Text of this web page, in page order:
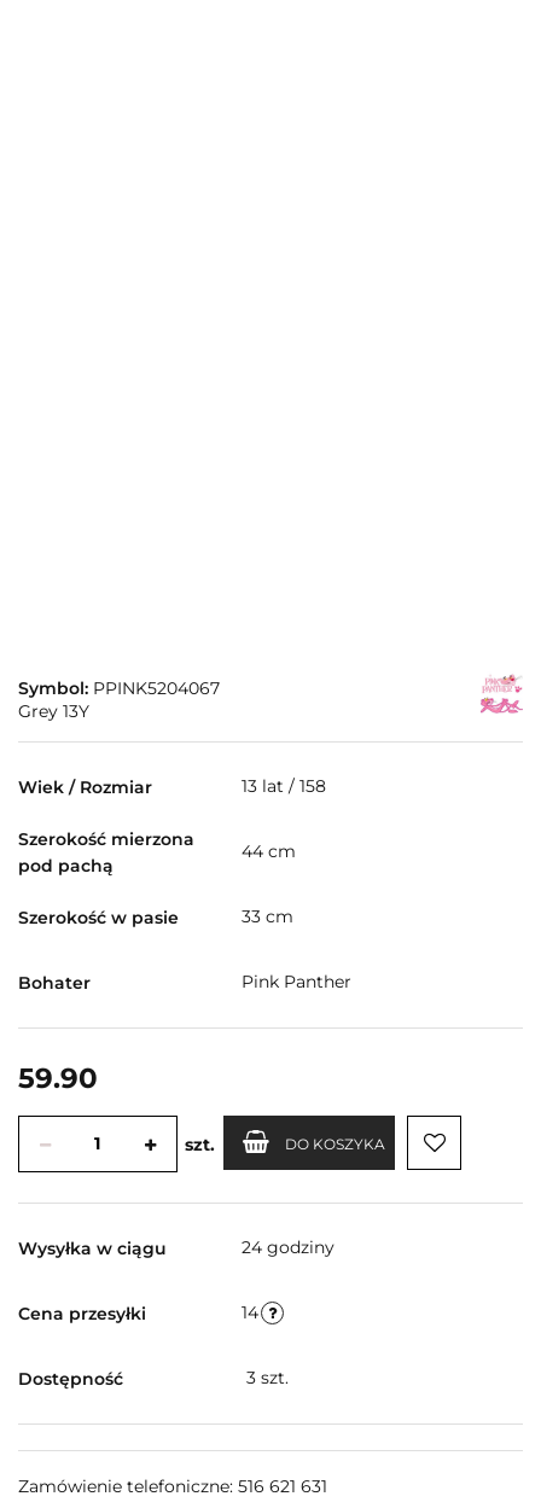
Symbol: PPINK5204067
Grey 13Y
Wiek / Rozmiar 13 lat / 158
Szerokość mierzona
pod pachą
44 cm
Szerokość w pasie 33 cm
Bohater Pink Panther
59.90
szt. DO KOSZYKA
Wysyłka w ciągu 24 godziny
Cena przesyłki 14
Dostępność 3 szt.
Zamówienie telefoniczne: 516 621 631